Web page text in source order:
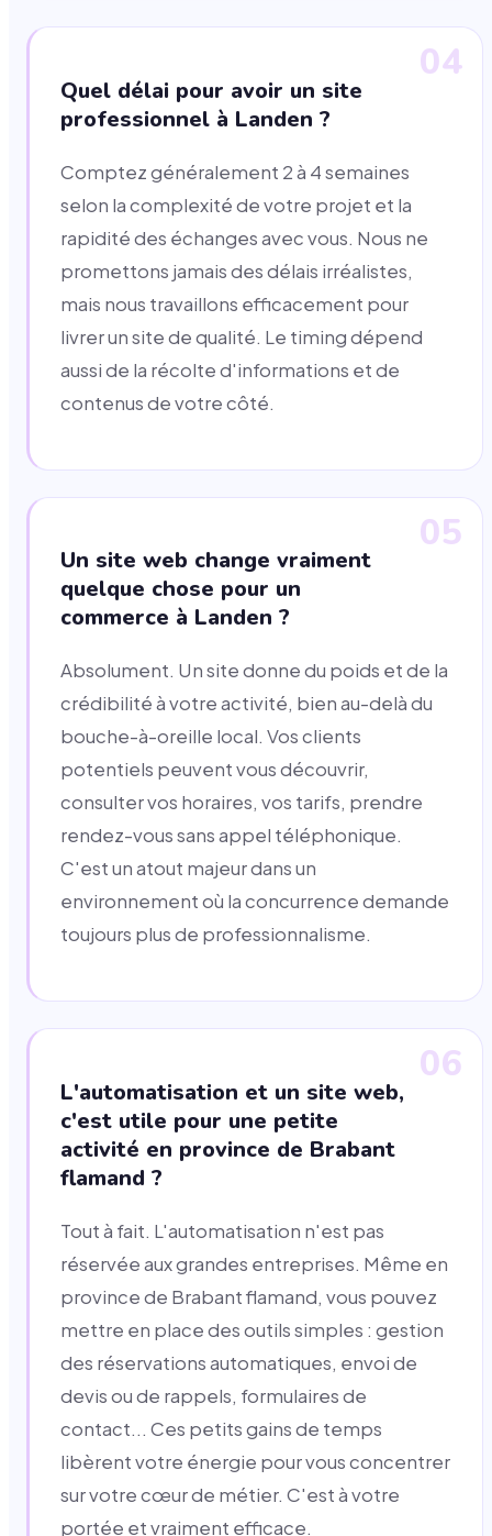
04
Quel délai pour avoir un site
professionnel à Landen ?
Comptez généralement 2 à 4 semaines
selon la complexité de votre projet et la
rapidité des échanges avec vous. Nous ne
promettons jamais des délais irréalistes,
mais nous travaillons efficacement pour
livrer un site de qualité. Le timing dépend
aussi de la récolte d'informations et de
contenus de votre côté.
05
Un site web change vraiment
quelque chose pour un
commerce à Landen ?
Absolument. Un site donne du poids et de la
crédibilité à votre activité, bien au-delà du
bouche-à-oreille local. Vos clients
potentiels peuvent vous découvrir,
consulter vos horaires, vos tarifs, prendre
rendez-vous sans appel téléphonique.
C'est un atout majeur dans un
environnement où la concurrence demande
toujours plus de professionnalisme.
06
L'automatisation et un site web,
c'est utile pour une petite
activité en province de Brabant
flamand ?
Tout à fait. L'automatisation n'est pas
réservée aux grandes entreprises. Même en
province de Brabant flamand, vous pouvez
mettre en place des outils simples : gestion
des réservations automatiques, envoi de
devis ou de rappels, formulaires de
contact... Ces petits gains de temps
libèrent votre énergie pour vous concentrer
sur votre cœur de métier. C'est à votre
portée et vraiment efficace.